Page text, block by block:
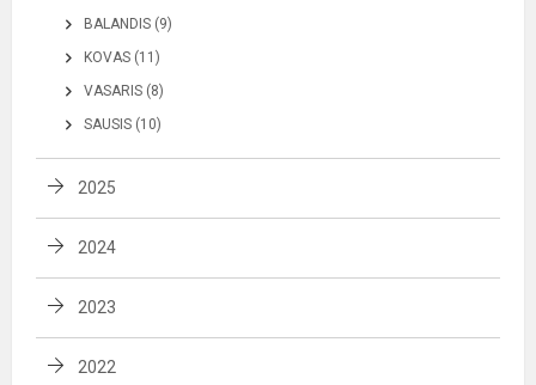
BALANDIS (9)
KOVAS (11)
VASARIS (8)
SAUSIS (10)
2025
2024
2023
2022